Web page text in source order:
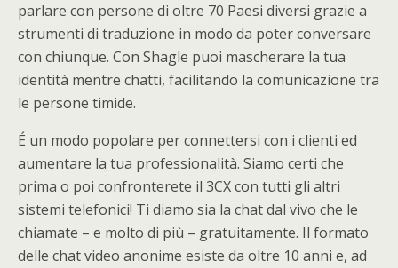
parlare con persone di oltre 70 Paesi diversi grazie a
strumenti di traduzione in modo da poter conversare
con chiunque. Con Shagle puoi mascherare la tua
identità mentre chatti, facilitando la comunicazione tra
le persone timide.
É un modo popolare per connettersi con i clienti ed
aumentare la tua professionalità. Siamo certi che
prima o poi confronterete il 3CX con tutti gli altri
sistemi telefonici! Ti diamo sia la chat dal vivo che le
chiamate – e molto di più – gratuitamente. Il formato
delle chat video anonime esiste da oltre 10 anni e, ad